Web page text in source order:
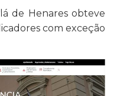
de Henares obteve
com exceção